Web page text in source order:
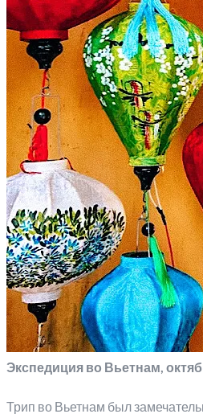
Экспедиция во Вьетнам,
Трип во Вьетнам был